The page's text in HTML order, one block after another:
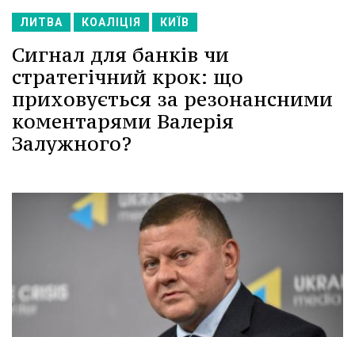
ЛИТВА КОАЛІЦІЯ КИЇВ
Сигнал для банків чи
стратегічний крок: що
приховується за резонансними
коментарями Валерія
Залужного?